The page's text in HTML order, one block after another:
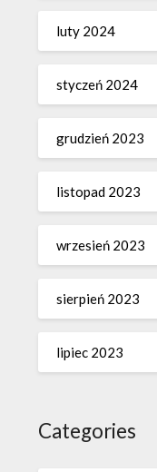
luty 2024
styczeń 2024
grudzień 2023
listopad 2023
wrzesień 2023
sierpień 2023
lipiec 2023
Categories